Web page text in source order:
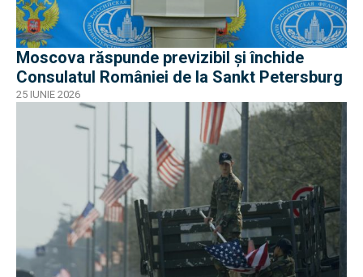
Moscova răspunde previzibil și închide
Consulatul României de la Sankt Petersburg
25 IUNIE 2026